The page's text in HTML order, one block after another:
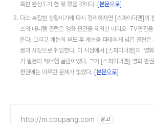
혹한 완성도가 한 몫 했을 것이다. [본문으로]
다소 복잡한 상황이기에 다시 정리하자면 [스파이더맨]의
스의 매너햄 골란은 영화 판권을 제외한 비디오-TV판권을
운다. 그리고 캐논의 부도 후 캐논을 파테에게 넘긴 골란은
름의 사장으로 취임한다. 이 시점에서 [스파이더맨]의 ‘영
기 필름의 매너햄 골란이었다. 그가 [스파이더맨] 영화 판
판권에는 아무런 문제가 없었다. [본문으로]
http://m.coupang.com 광고